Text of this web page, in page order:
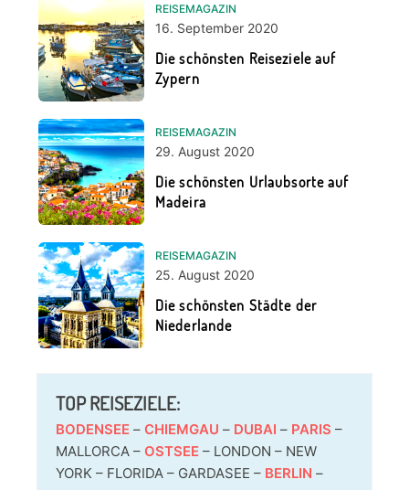
REISEMAGAZIN
16. September 2020
Die schönsten Reiseziele auf
Zypern
REISEMAGAZIN
29. August 2020
Die schönsten Urlaubsorte auf
Madeira
REISEMAGAZIN
25. August 2020
Die schönsten Städte der
Niederlande
TOP REISEZIELE:
BODENSEE – CHIEMGAU – DUBAI – PARIS –
MALLORCA – OSTSEE – LONDON – NEW
YORK – FLORIDA – GARDASEE – BERLIN –